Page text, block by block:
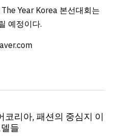
Year Korea 본선대회는
예정이다.
리아, 패션의 중심지 이
들